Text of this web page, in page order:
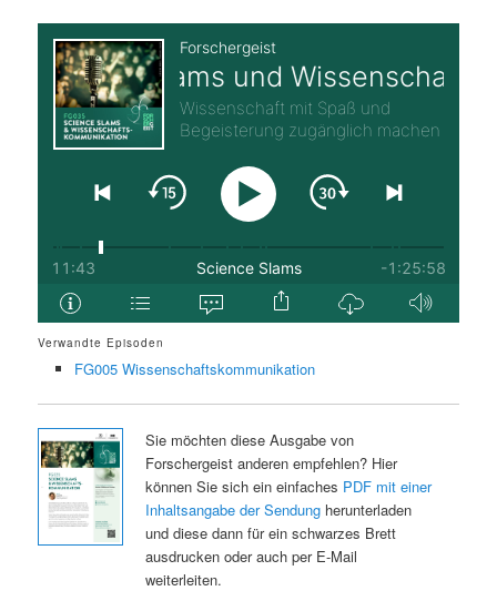
n
Verwandte Episoden
FG005 Wissenschaftskommunikation
Sie möchten diese Ausgabe von
Forschergeist anderen empfehlen? Hier
können Sie sich ein einfaches PDF mit einer
Inhaltsangabe der Sendungherunterladen
und diese dann für ein schwarzes Brett
ausdrucken oder auch per E-Mail
weiterleiten.